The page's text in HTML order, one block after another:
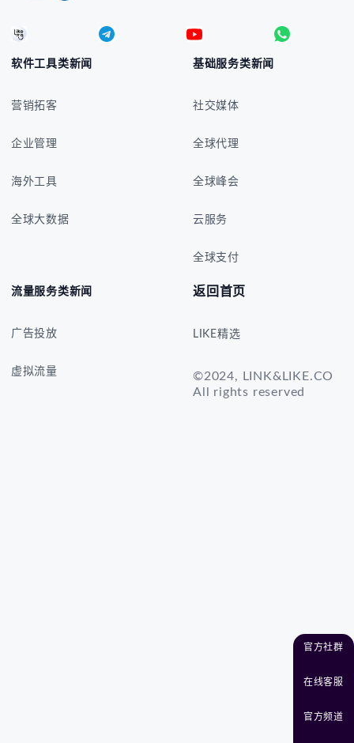
官方社群
在线客服
官方频道
软件工具类新闻
营销拓客
企业管理
海外工具
全球大数据
基础服务类新闻
社交媒体
全球代理
全球峰会
云服务
全球支付
流量服务类新闻
广告投放
虚拟流量
返回首页
LIKE精选
©2024, LINK&LIKE.CO
All rights reserved